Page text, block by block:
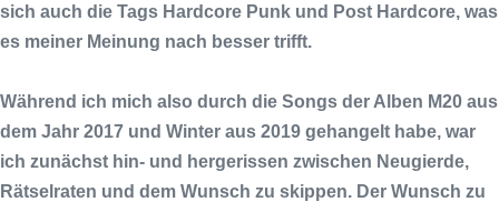
sich auch die Tags Hardcore Punk und Post Hardcore, was
es meiner Meinung nach besser trifft.
Während ich mich also durch die Songs der Alben M20 aus
dem Jahr 2017 und Winter aus 2019 gehangelt habe, war
ich zunächst hin- und hergerissen zwischen Neugierde,
Rätselraten und dem Wunsch zu skippen. Der Wunsch zu